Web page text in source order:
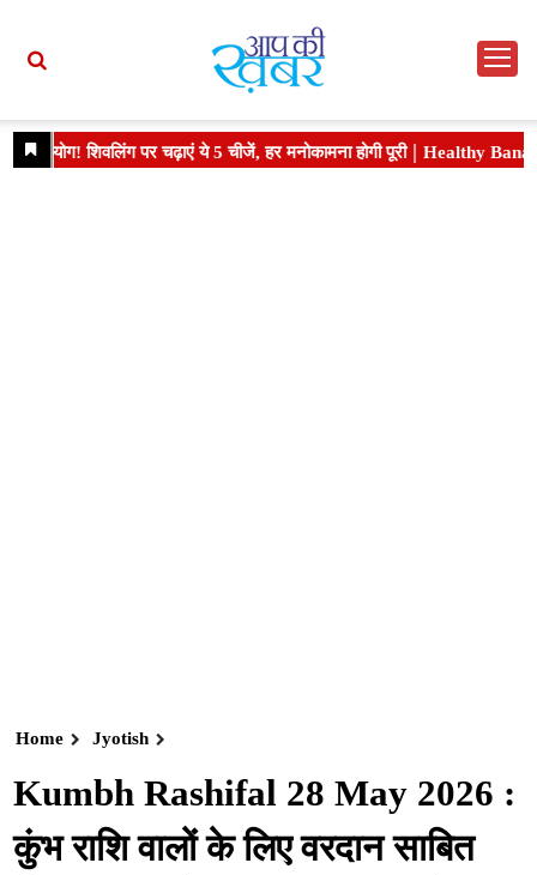
Home Jyotish
Kumbh Rashifal 28 May 2026 :
कुंभ राशि वालों के लिए वरदान साबित